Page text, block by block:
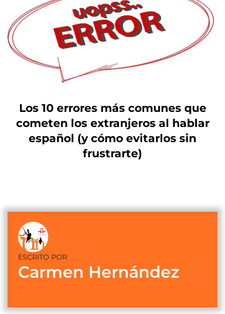
Los 10 errores más comunes que
cometen los extranjeros al hablar
español (y cómo evitarlos sin
frustrarte)
ESCRITO POR
Carmen Hernández